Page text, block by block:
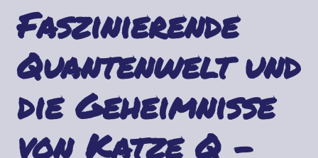
Faszinierende
Quantenwelt und
die Geheimnisse
von Katze Q -